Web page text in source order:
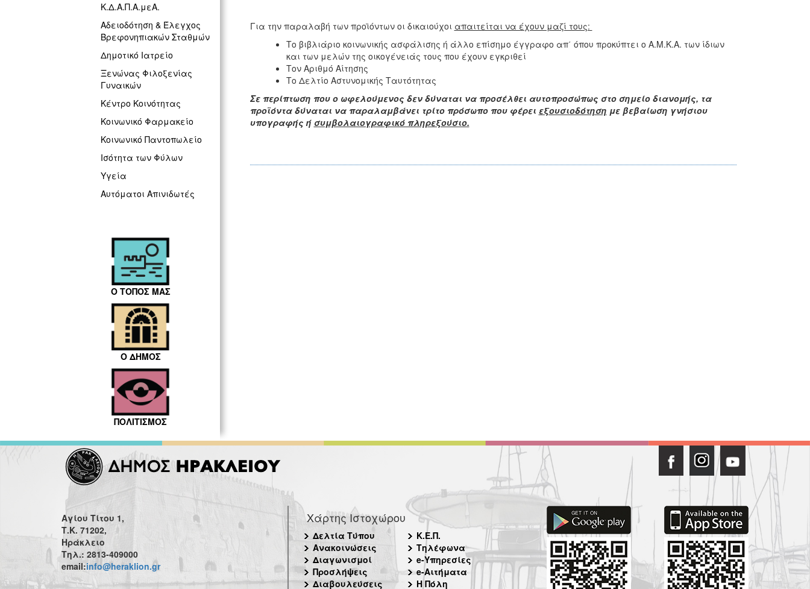
Κ.Δ.Α.Π.Α.μεΑ.
Αδειοδότηση & Έλεγχος
Βρεφονηπιακών Σταθμών
Δημοτικό Ιατρείο
Ξενώνας Φιλοξενίας
Γυναικών
Κέντρο Κοινότητας
Κοινωνικό Φαρμακείο
Κοινωνικό Παντοπωλείο
Ισότητα των Φύλων
Υγεία
Αυτόματοι Απινιδωτές
Ο ΤΟΠΟΣ ΜΑΣ
Ο ΔΗΜΟΣ
ΠΟΛΙΤΙΣΜΟΣ
Για την παραλαβή των προϊόντων οι δικαιούχοι απαιτείται να έχουν μαζί τους:
Το βιβλιάριο κοινωνικής ασφάλισης ή άλλο επίσημο έγγραφο απ΄ όπου προκύπτει ο Α.Μ.Κ.Α. των ίδιων
και των μελών της οικογένειάς τους που έχουν εγκριθεί
Τον Αριθμό Αίτησης
Το Δελτίο Αστυνομικής Ταυτότητας
Σε περίπτωση που ο ωφελούμενος δεν δύναται να προσέλθει αυτοπροσώπως στο σημείο διανομής, τα
προϊόντα δύναται να παραλαμβάνει τρίτο πρόσωπο που φέρει εξουσιοδότηση με βεβαίωση γνήσιου
υπογραφής ή συμβολαιογραφικό πληρεξούσιο.
Αγίου Τίτου 1,
Τ.Κ. 71202,
Ηράκλειο
Τηλ.: 2813-409000
email:info@heraklion.gr
Χάρτης Ιστοχώρου
Δελτία Τύπου
Ανακοινώσεις
Διαγωνισμοί
Προσλήψεις
Διαβουλεύσεις
Κ.Ε.Π.
Τηλέφωνα
e-Υπηρεσίες
e-Αιτήματα
Η Πόλη